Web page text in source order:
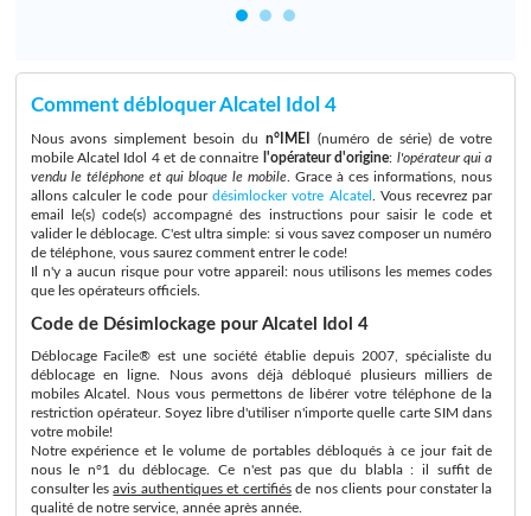
Comment débloquer Alcatel Idol 4
Nous avons simplement besoin du n°IMEI
(numéro de série) de votre
mobile Alcatel Idol 4 et de connaitre l'opérateur d'origine: l'opérateur qui a
vendu le téléphone et qui bloque le mobile . Grace à ces informations, nous
allons calculer le code pour désimlocker votre Alcatel
. Vous recevrez par
email le(s) code(s) accompagné des instructions pour saisir le code et
valider le déblocage. C'est ultra simple: si vous savez composer un numéro
de téléphone, vous saurez comment entrer le code!
Il n'y a aucun risque pour votre appareil: nous utilisons les memes codes
que les opérateurs officiels.
Code de Désimlockage pour Alcatel Idol 4
Déblocage Facile® est une société établie depuis 2007, spécialiste du
déblocage en ligne. Nous avons déjà débloqué plusieurs milliers de
mobiles Alcatel. Nous vous permettons de libérer votre téléphone de la
restriction opérateur. Soyez libre d'utiliser n'importe quelle carte SIM dans
votre mobile!
Notre expérience et le volume de portables débloqués à ce jour fait de
nous le n°1 du déblocage. Ce n'est pas que du blabla : il suffit de
consulter lesavis authentiques et certifiésde nos clients pour constater la
qualité de notre service, année après année.